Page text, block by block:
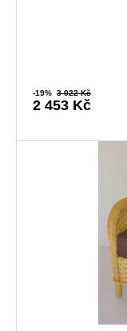
-19% 3 022 Kč
2 453 Kč